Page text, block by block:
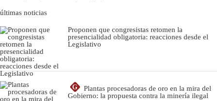
últimas noticias
Proponen que congresistas retomen la
presencialidad obligatoria: reacciones desde el
Legislativo
G
Plantas procesadoras de oro en la mira del
Gobierno: la propuesta contra la minería ilegal